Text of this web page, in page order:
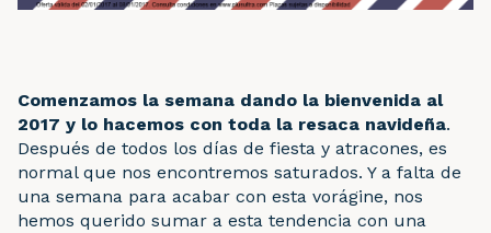
Comenzamos la semana dando la bienvenida al
2017 y lo hacemos con toda la resaca navideña.
Después de todos los días de fiesta y atracones, es
normal que nos encontremos saturados. Y a falta de
una semana para acabar con esta vorágine, nos
hemos querido sumar a esta tendencia con una